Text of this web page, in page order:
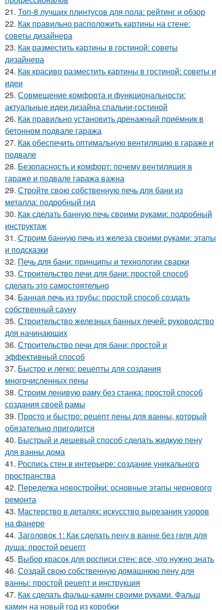
21. Топ-8 лучших плинтусов для пола: рейтинг и обзор
22. Как правильно расположить картины на стене:
советы дизайнера
23. Как разместить картины в гостиной: советы
дизайнера
24. Как красиво разместить картины в гостиной: советы и
идеи
25. Совмещение комфорта и функциональности:
актуальные идеи дизайна спальни-гостиной
26. Как правильно установить дренажный приёмник в
бетонном подвале гаража
27. Как обеспечить оптимальную вентиляцию в гараже и
подвале
28. Безопасность и комфорт: почему вентиляция в
гараже и подвале гаража важна
29. Стройте свою собственную печь для бани из
металла: подробный гид
30. Как сделать банную печь своими руками: подробный
инструктаж
31. Строим банную печь из железа своими руками: этапы
и подсказки
32. Печь для бани: принципы и технологии сварки
33. Строительство печи для бани: простой способ
сделать это самостоятельно
34. Банная печь из трубы: простой способ создать
собственный сауну
35. Строительство железных банных печей: руководство
для начинающих
36. Строительство печи для бани: простой и
эффективный способ
37. Быстро и легко: рецепты для создания
многочисленных пены
38. Строим ленивую раму без станка: простой способ
создания своей рамы
39. Просто и быстро: рецепт пены для ванны, который
обязательно пригодится
40. Быстрый и дешевый способ сделать жидкую пену
для ванны дома
41. Роспись стен в интерьере: создание уникального
пространства
42. Переделка новостройки: основные этапы чернового
ремонта
43. Мастерство в деталях: искусство вырезания узоров
на фанере
44. Заголовок 1: Как сделать пену в ванне без геля для
душа: простой рецепт
45. Выбор красок для росписи стен: все, что нужно знать
46. Создай свою собственную домашнюю пену для
ванны: простой рецепт и инструкция
47. Как сделать фальш-камин своими руками. Фальш
камин на новый год из коробки